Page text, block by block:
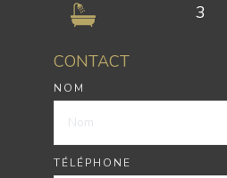
3
CONTACT
NOM
TÉLÉPHONE